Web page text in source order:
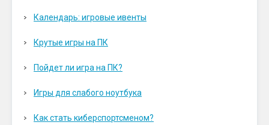
Календарь: игровые ивенты
Крутые игры на ПК
Пойдет ли игра на ПК?
Игры для слабого ноутбука
Как стать киберспортсменом?